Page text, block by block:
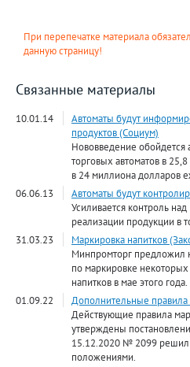
При перепечатке материала
данную страницу!
Связанные материалы
10.01.14
Автоматы будут
продуктов (Социум)
Нововведение
торговых автоматов в
в 24 миллиона долларов
06.06.13
Автоматы будут
Усиливается контроль
реализации продукции в
31.03.23
Маркировка напитков
Минпромторг предложил
по маркировке
напитков в мае этого года.
01.09.22
Дополнительные
Действующие правила
утверждены
15.12.2020 № 2099
положениями.